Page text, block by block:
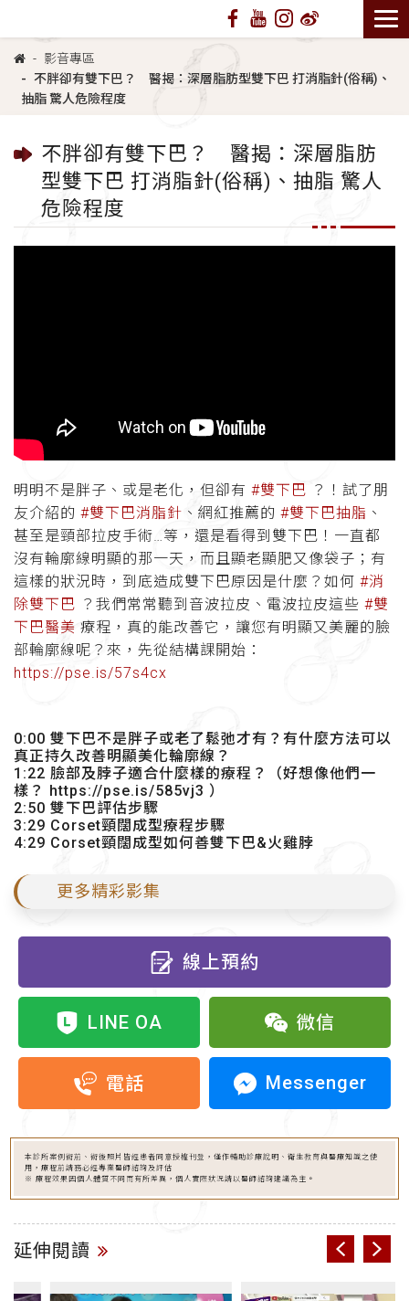
影音專區
不胖卻有雙下巴？ 醫揭：深層脂肪型雙下巴 打消脂針(俗稱)、
抽脂 驚人危險程度
不胖卻有雙下巴？ 醫揭：深層脂肪
型雙下巴 打消脂針(俗稱)、抽脂 驚人
危險程度
明明不是胖子、或是老化，但卻有 #雙下巴 ？！試了朋
友介紹的 #雙下巴消脂針 、網紅推薦的 #雙下巴抽脂 、
甚至是頸部拉皮手術…等，還是看得到雙下巴！一直都
沒有輪廓線明顯的那一天，而且顯老顯肥又像袋子；有
這樣的狀況時，到底造成雙下巴原因是什麼？如何 #消
除雙下巴 ？我們常常聽到音波拉皮、電波拉皮這些 #雙
下巴醫美 療程，真的能改善它，讓您有明顯又美麗的臉
部輪廓線呢？來，先從結構課開始：
https://pse.is/57s4cx
0:00 雙下巴不是胖子或老了鬆弛才有？有什麼方法可以
真正持久改善明顯美化輪廓線？
1:22 臉部及脖子適合什麼樣的療程？（好想像他們一
樣？ https://pse.is/585vj3 ）
2:50 雙下巴評估步驟
3:29 Corset頸闊成型療程步驟
4:29 Corset頸闊成型如何善雙下巴&火雞脖
更多精彩影集
線上預約
LINE OA 微信
電話 Messenger
本診所案例術前、術後照片皆經患者同意授權刊登，僅作輔助診療說明、衛生教育與醫療知識之使
用，療程前請務必經專業醫師諮詢及評估
※ 療程效果因個人體質不同而有所差異，個人實際狀況請以醫師諮詢建議為主。
延伸閱讀